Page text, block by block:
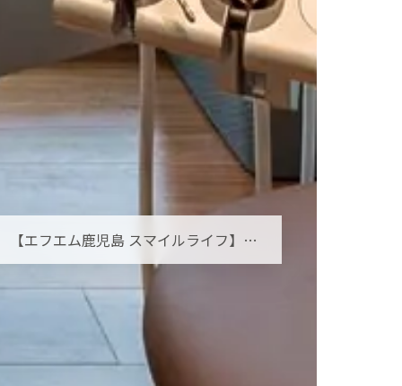
【エフエム鹿児島 スマイルライフ】オーラルフレイルとは？お口の小さな衰えを見逃さないために